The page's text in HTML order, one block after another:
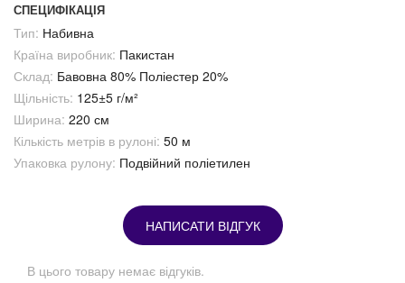
СПЕЦИФІКАЦІЯ
Тип: Набивна
Країна виробник: Пакистан
Склад: Бавовна 80% Поліестер 20%
Щільність: 125±5 г/м²
Ширина: 220 см
Кількість метрів в рулоні: 50 м
Упаковка рулону: Подвійний поліетилен
НАПИСАТИ ВІДГУК
В цього товару немає відгуків.